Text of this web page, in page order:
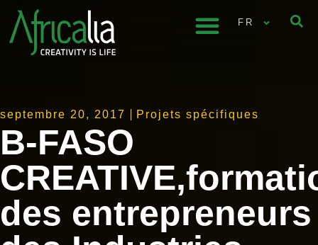
FR
septembre 20, 2017 Projets spécifiques
B-FASO
des entrepreneurs